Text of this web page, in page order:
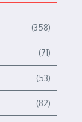
(358)
(71)
(53)
(82)